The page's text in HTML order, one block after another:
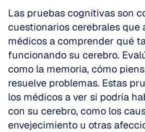
Las pruebas cognitivas son
cuestionarios cerebrales que
médicos a comprender qué
funcionando su cerebro.
como la memoria, cómo
resuelve problemas. Estas
los médicos a ver si podría
con su cerebro, como los
envejecimiento u otras